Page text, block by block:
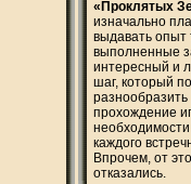
«Проклятых
изначально
выдавать опыт
выполненные
интересный и
шаг, который
разнообразить
прохождение
необходимости
каждого
Впрочем, от
отказались.